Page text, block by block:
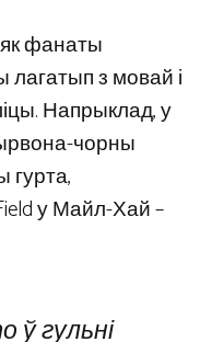
фанаты
лагатып з мовай і
Напрыклад, у
чорны
гурта,
у Майл-Хай –
ў гульні